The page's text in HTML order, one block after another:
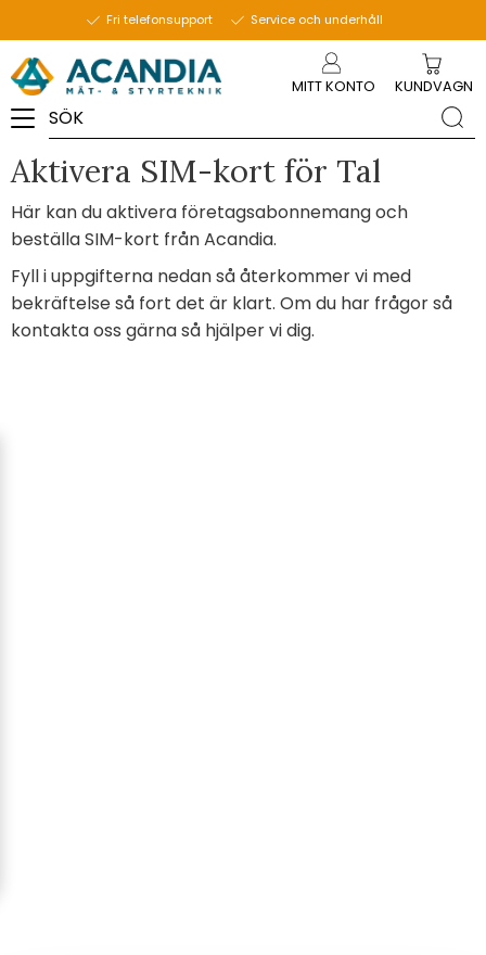
Fri telefonsupport Service och underhåll
MITT KONTO KUNDVAGN
Aktivera SIM-kort för Tal
Här kan du aktivera företagsabonnemang och
beställa SIM-kort från Acandia.
Fyll i uppgifterna nedan så återkommer vi med
bekräftelse så fort det är klart. Om du har frågor så
kontakta oss gärna så hjälper vi dig.